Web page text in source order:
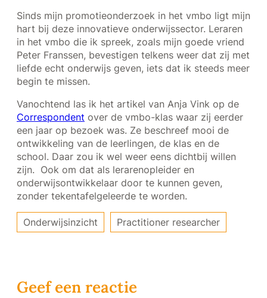
Sinds mijn promotieonderzoek in het vmbo ligt mijn
hart bij deze innovatieve onderwijssector. Leraren
in het vmbo die ik spreek, zoals mijn goede vriend
Peter Franssen, bevestigen telkens weer dat zij met
liefde echt onderwijs geven, iets dat ik steeds meer
begin te missen.
Vanochtend las ik het artikel van Anja Vink op de
Correspondent over de vmbo-klas waar zij eerder
een jaar op bezoek was. Ze beschreef mooi de
ontwikkeling van de leerlingen, de klas en de
school. Daar zou ik wel weer eens dichtbij willen
zijn. Ook om dat als lerarenopleider en
onderwijsontwikkelaar door te kunnen geven,
zonder tekentafelgeleerde te worden.
Onderwijsinzicht Practitioner researcher
Geef een reactie